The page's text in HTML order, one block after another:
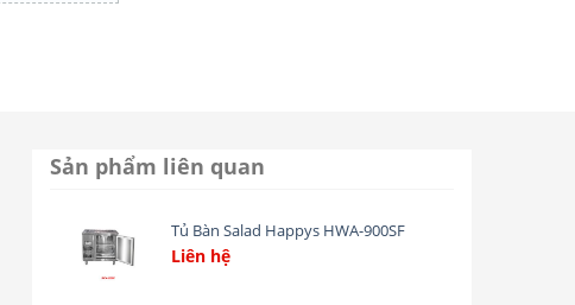
Sản phẩm liên quan
Tủ Bàn Salad Happys HWA-900SF
Liên hệ